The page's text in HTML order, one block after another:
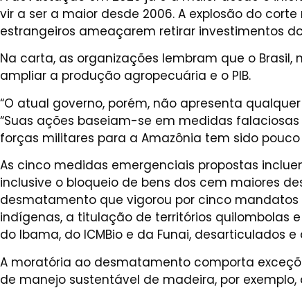
vir a ser a maior desde 2006. A explosão do
estrangeiros ameaçarem retirar investimentos
Na carta, as organizações lembram que o
ampliar a produção agropecuária e o PIB.
“O atual governo, porém, não apresenta
“Suas ações baseiam-se em medidas
forças militares para a Amazônia tem sido pouco
As cinco medidas emergenciais propostas
inclusive o bloqueio de bens dos cem maiores
desmatamento que vigorou por cinco
indígenas, a titulação de territórios quilombolas
do Ibama, do ICMBio e da Funai, desarticulados
A moratória ao desmatamento comporta
de manejo sustentável de madeira, por